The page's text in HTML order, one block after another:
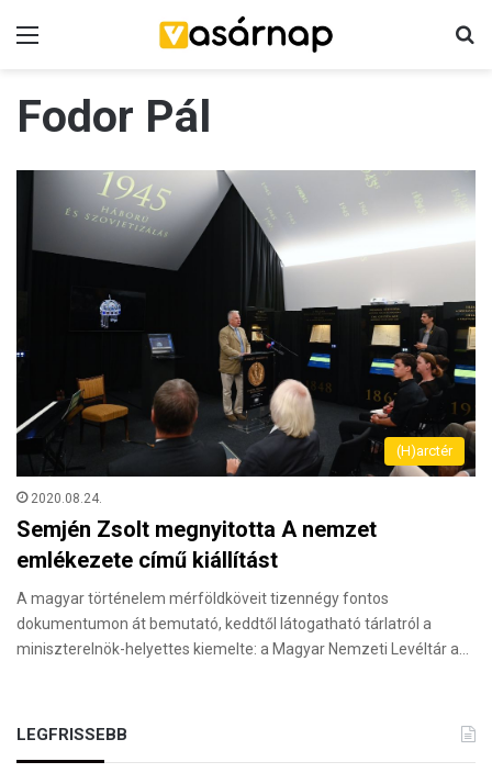
Fodor Pál
(H)arctér
2020.08.24.
Semjén Zsolt megnyitotta A nemzet
emlékezete című kiállítást
A magyar történelem mérföldköveit tizennégy fontos
dokumentumon át bemutató, keddtől látogatható tárlatról a
miniszterelnök-helyettes kiemelte: a Magyar Nemzeti Levéltár a…
LEGFRISSEBB